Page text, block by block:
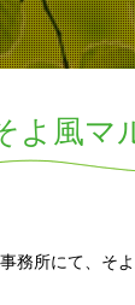
よ風マ
務所にて、そ